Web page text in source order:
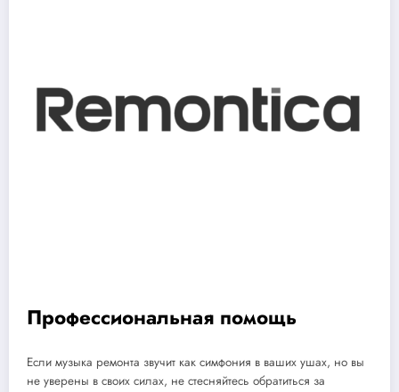
Профессиональная помощь
Если музыка ремонта звучит как симфония в ваших ушах, но вы
не уверены в своих силах, не стесняйтесь обратиться за